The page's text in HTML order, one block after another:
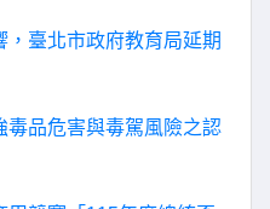
臺北市政府教育局延期
毒品危害與毒駕風險之認